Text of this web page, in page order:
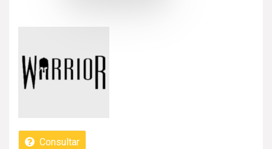
Consultar